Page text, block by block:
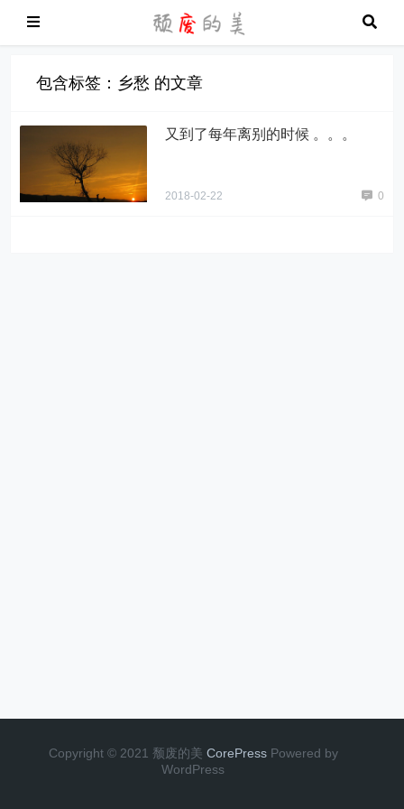
包含标签：乡愁 的文章
又到了每年离别的时候 。。。
2018-02-22 0
Copyright © 2021 颓废的美 CorePress Powered by
WordPress